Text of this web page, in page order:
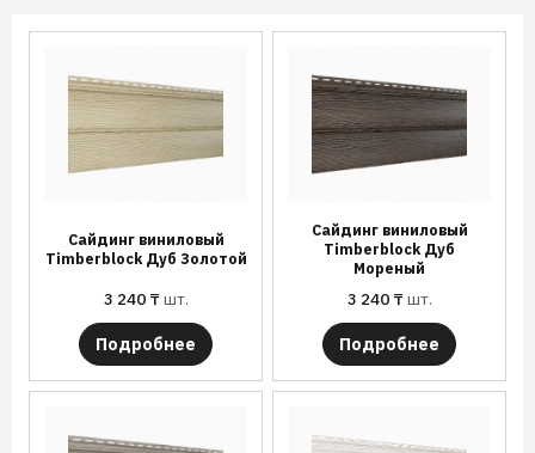
Сайдинг виниловый
Timberblock Дуб Золотой
3 240 ₸шт.
Подробнее
Сайдинг виниловый
Timberblock Дуб
Мореный
3 240 ₸шт.
Подробнее